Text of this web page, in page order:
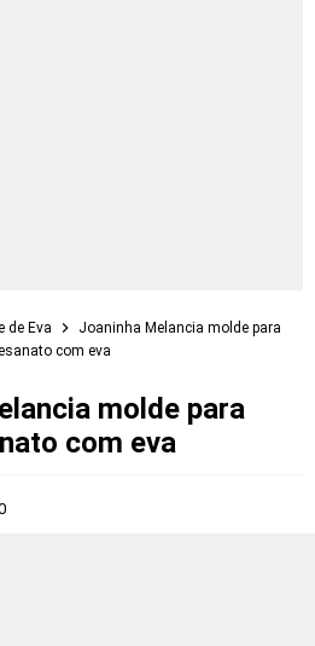
de Eva
Joaninha Melancia molde para
com eva
molde para
com eva